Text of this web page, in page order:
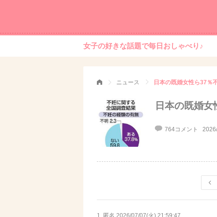
女子の好きな話題で毎日おしゃべり♪
ニュース 日本の既婚女性ら37
日本の既婚
764コメント
1. 匿名 2026/07/07(火) 21:59:47